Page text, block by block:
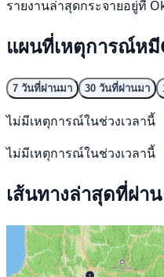
รายงานล่าสุดกระจายอยู่ที่
แผนที่เหตุการณ์ห
7 วันที่ผ่านมา 30 วันที่ผ่านมา
ไม่มีเหตุการณ์ในช่วงเวลานี้
ไม่มีเหตุการณ์ในช่วงเวลานี้
เส้นทางล่าสุดที่ผ่า